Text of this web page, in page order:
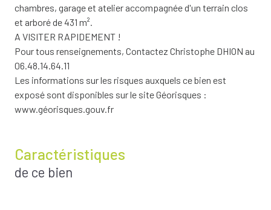
chambres, garage et atelier accompagnée d'un terrain clos
et arboré de 431 m².
A VISITER RAPIDEMENT !
Pour tous renseignements, Contactez Christophe DHION au
06.48.14.64.11
Les informations sur les risques auxquels ce bien est
exposé sont disponibles sur le site Géorisques :
www.géorisques.gouv.fr
Caractéristiques
de ce bien